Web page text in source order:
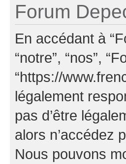
Forum
En accédant à
“notre”, “nos”,
“https://
légalement
pas d’être
alors n’accédez
Nous pouvons